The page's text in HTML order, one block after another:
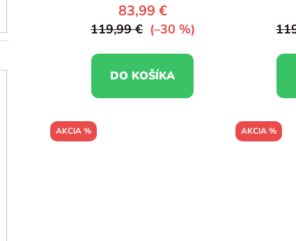
83,99 €
119,99 € (–30 %)
DO KOŠÍKA
AKCIA % AKCIA %